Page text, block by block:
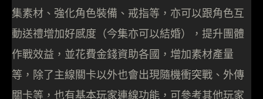
集素材、強化角色裝備、戒指等，亦可以跟角色互
動送禮增加好感度（今集亦可以結婚），提升團體
作戰效益，並花費金錢資助各國，增加素材產量
等，除了主線關卡以外也會出現隨機衝突戰、外傳
關卡等，也有基本玩家連線功能，可參考其他玩家